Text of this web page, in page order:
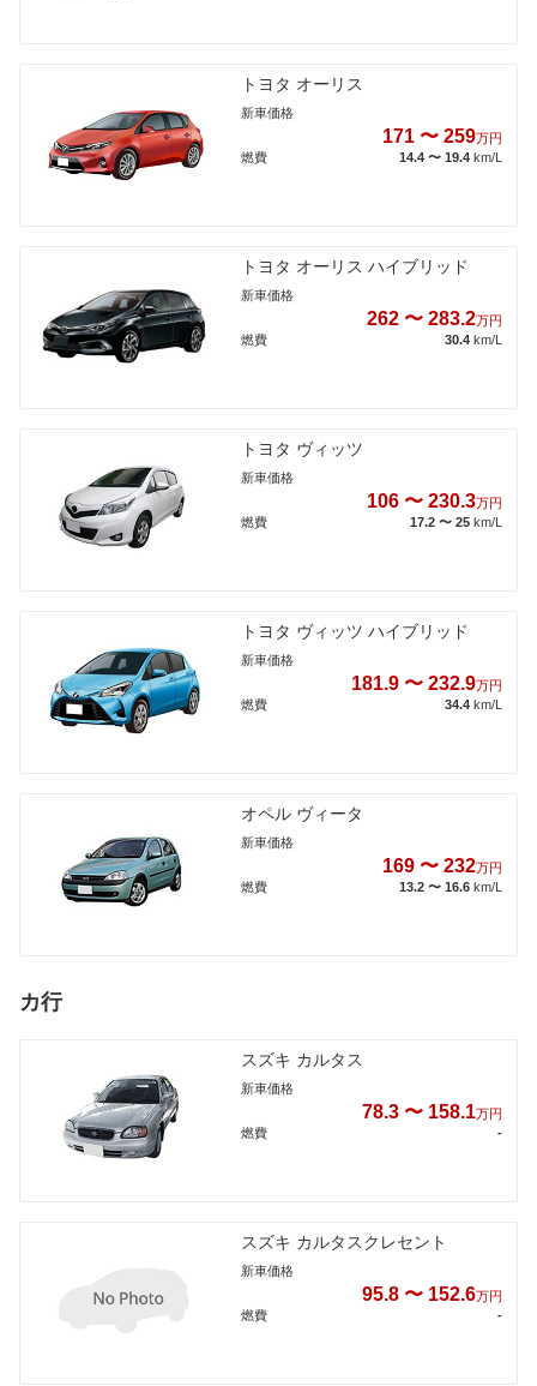
トヨタ オーリス
新車価格
171 〜 259万円
燃費
14.4 〜 19.4 km/L
トヨタ オーリス ハイブリッド
新車価格
262 〜 283.2万円
燃費
30.4 km/L
トヨタ ヴィッツ
新車価格
106 〜 230.3万円
燃費
17.2 〜 25 km/L
トヨタ ヴィッツ ハイブリッド
新車価格
181.9 〜 232.9万円
燃費
34.4 km/L
オペル ヴィータ
新車価格
169 〜 232万円
燃費
13.2 〜 16.6 km/L
カ行
スズキ カルタス
新車価格
78.3 〜 158.1万円
燃費
-
スズキ カルタスクレセント
新車価格
95.8 〜 152.6万円
燃費
-